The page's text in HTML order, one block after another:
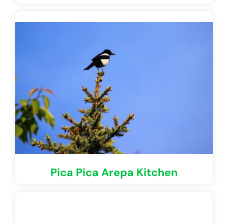
Pica Pica Arepa Kitchen